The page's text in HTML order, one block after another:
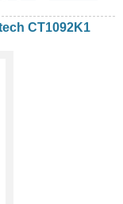
CT1092K1